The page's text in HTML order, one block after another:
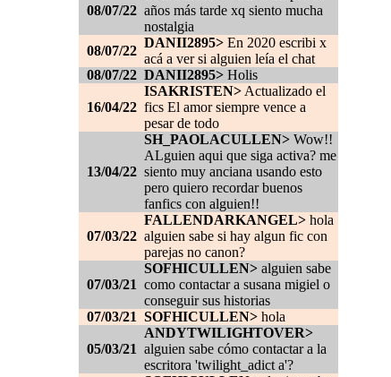
08/07/22 años más tarde xq siento mucha
nostalgia
08/07/22
DANII2895> En 2020 escribi x
acá a ver si alguien leía el chat
08/07/22 DANII2895> Holis
16/04/22
ISAKRISTEN> Actualizado el
fics El amor siempre vence a
pesar de todo
13/04/22
SH_PAOLACULLEN> Wow!!
ALguien aqui que siga activa? me
siento muy anciana usando esto
pero quiero recordar buenos
fanfics con alguien!!
07/03/22
FALLENDARKANGEL> hola
alguien sabe si hay algun fic con
parejas no canon?
07/03/21
SOFHICULLEN> alguien sabe
como contactar a susana migiel o
conseguir sus historias
07/03/21 SOFHICULLEN> hola
05/03/21
ANDYTWILIGHTOVER>
alguien sabe cómo contactar a la
escritora 'twilight_adict a'?